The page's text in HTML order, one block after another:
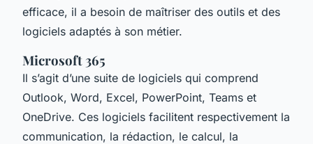
efficace, il a besoin de maîtriser des outils et des
logiciels adaptés à son métier.
Microsoft 365
Il s’agit d’une suite de logiciels qui comprend
Outlook, Word, Excel, PowerPoint, Teams et
OneDrive. Ces logiciels facilitent respectivement la
communication, la rédaction, le calcul, la